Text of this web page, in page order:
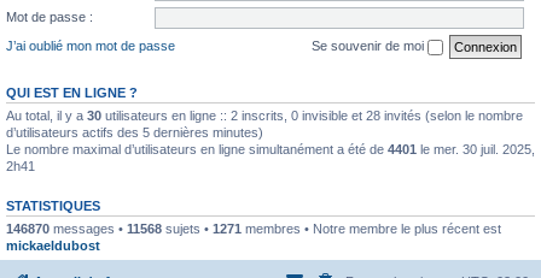
Mot de passe :
J’ai oublié mon mot de passe
Se souvenir de moi
QUI EST EN LIGNE ?
Au total, il y a 30 utilisateurs en ligne :: 2 inscrits, 0 invisible et 28 invités (selon le nombre
d’utilisateurs actifs des 5 dernières minutes)
Le nombre maximal d’utilisateurs en ligne simultanément a été de 4401 le mer. 30 juil. 2025,
2h41
STATISTIQUES
146870 messages • 11568 sujets • 1271 membres • Notre membre le plus récent est
mickaeldubost